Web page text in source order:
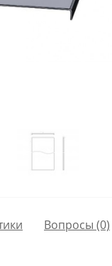
Вопросы (0)